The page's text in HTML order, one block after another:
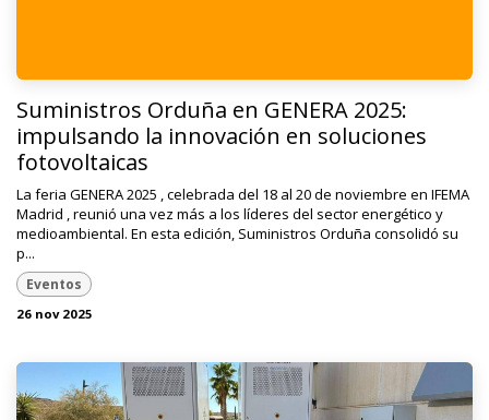
Suministros Orduña en GENERA 2025:
impulsando la innovación en soluciones
fotovoltaicas
La feria GENERA 2025 , celebrada del 18 al 20 de noviembre en IFEMA
Madrid , reunió una vez más a los líderes del sector energético y
medioambiental. En esta edición, Suministros Orduña consolidó su
p...
Eventos
26 nov 2025